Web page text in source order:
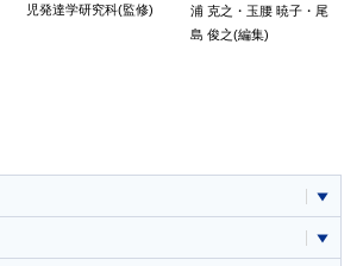
児発達学研究科(監修)
浦 克之 ・ 玉腰 暁子・ 尾
島 俊之(編集)